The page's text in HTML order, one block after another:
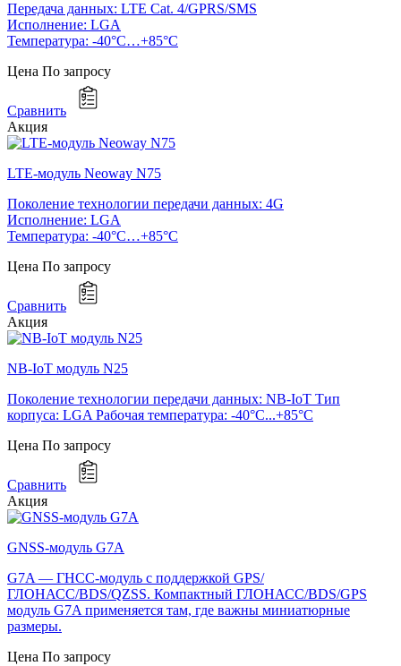
Передача данных: LTE Cat. 4/GPRS/SMS
Исполнение: LGA
Температура: -40°C…+85°C
Цена По запросу
Сравнить
Акция
LTE-модуль Neoway N75
Поколение технологии передачи данных: 4G
Исполнение: LGA
Температура: -40°C…+85°C
Цена По запросу
Сравнить
Акция
NB-IoT модуль N25
Поколение технологии передачи данных: NB-IoT Тип
корпуса: LGA Рабочая температура: -40°C...+85°C
Цена По запросу
Сравнить
Акция
GNSS-модуль G7A
G7A — ГНСС-модуль с поддержкой GPS/
ГЛОНАСС/BDS/QZSS. Компактный ГЛОНАСС/BDS/GPS
модуль G7A применяется там, где важны миниатюрные
размеры.
Цена По запросу